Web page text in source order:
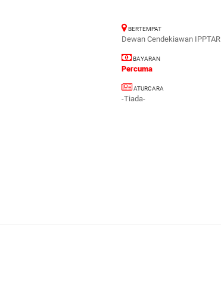
BERTEMPAT
Dewan Cendekiawan IPPTAR
BAYARAN
Percuma
ATURCARA
-Tiada-